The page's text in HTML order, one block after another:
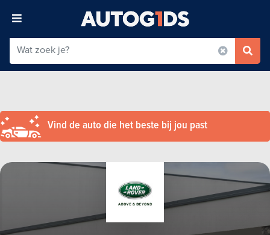
Vind de auto die het beste bij jou past